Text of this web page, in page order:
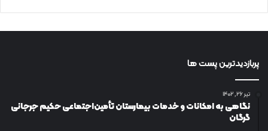
پربازدیدترین پست ها
تیر ۲۶, ۱۴۰۲
نگاهی به امکانات و خدمات بیمارستان تأمین‌اجتماعی حکیم جرجانی
گرگان